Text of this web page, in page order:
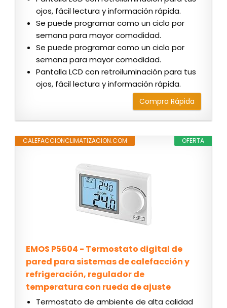
ojos, fácil lectura y información rápida.
Se puede programar como un ciclo por
semana para mayor comodidad.
Se puede programar como un ciclo por
semana para mayor comodidad.
Pantalla LCD con retroiluminación para tus
ojos, fácil lectura y información rápida.
Compra Rápida
OFERTA
CALEFACCIONCLIMATIZACION.COM
EMOS P5604 - Termostato digital de
pared para sistemas de calefacción y
refrigeración, regulador de
temperatura con rueda de ajuste
Termostato de ambiente de alta calidad